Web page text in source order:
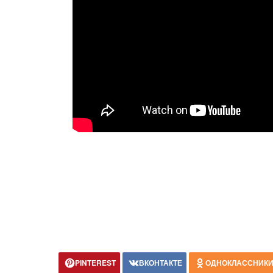
PINTEREST ВКОНТАКТЕ ОДНОКЛАССНИКИ